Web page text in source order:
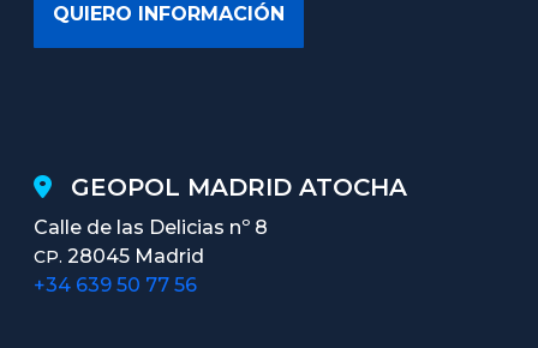
GEOPOL MADRID ATOCHA
Calle de las Delicias nº 8
CP. 28045 Madrid
+34 639 50 77 56